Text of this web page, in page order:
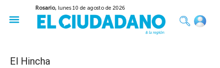
Rosario,lunes 10 de agosto de 2026
El Hincha